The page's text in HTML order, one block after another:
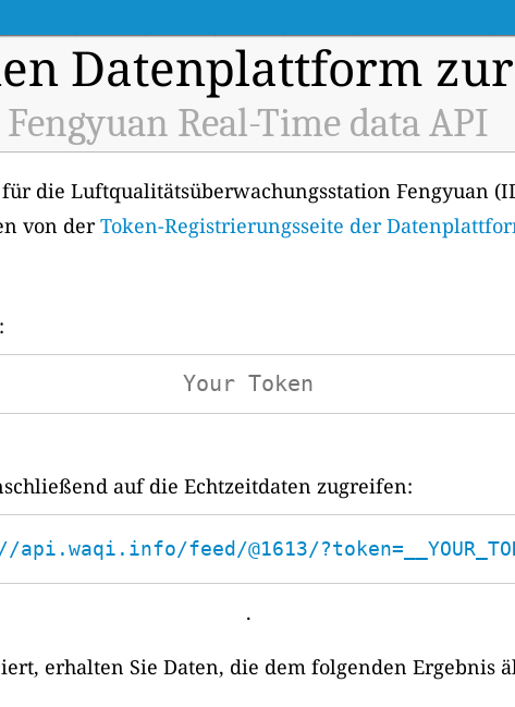
Datenplattform
Fengyuan Real-Time data API
die Luftqualitätsüberwachungsstation Fengyuan
von derToken-Registrierungsseite der
auf die Echtzeitdaten zugreifen:
feed/@1613/
.
erhalten Sie Daten, die dem folgenden Ergebnis